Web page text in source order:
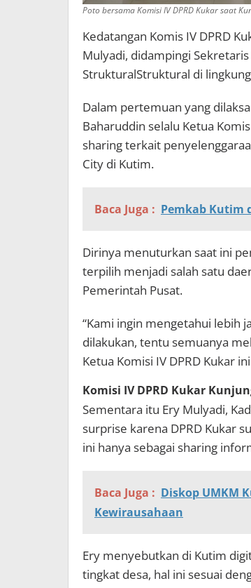
Poto bersama Komisi IV DPRD Kukar saat
Kedatangan Komis IV DPRD
Mulyadi, didampingi
StrukturalStruktural di
Dalam pertemuan yang
Baharuddin selalu Ketua
sharing terkait
City di Kutim.
Baca Juga : Pemkab Kutim
Dirinya menuturkan saat ini
terpilih menjadi salah satu
Pemerintah Pusat.
“Kami ingin mengetahui lebih
dilakukan, tentu semuanya
Ketua Komisi IV DPRD Kukar
Komisi IV DPRD Kukar
Sementara itu Ery Mulyadi,
surprise karena DPRD Kukar
ini hanya sebagai sharing
Baca Juga : Diskop UMKM
Kewirausahaan
Ery menyebutkan di Kutim
tingkat desa, hal ini sesuai